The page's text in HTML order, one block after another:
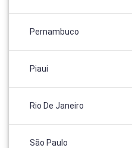
Pernambuco
Piaui
Rio De Janeiro
São Paulo